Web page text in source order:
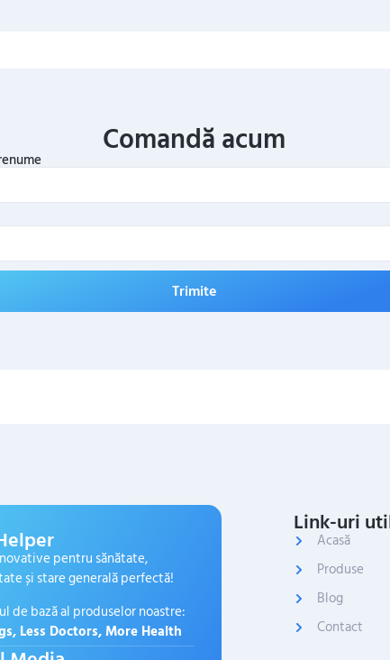
Comandă acum
Trimite
pentru sănătate,
și stare generală perfectă!
de bază al produselor noastre:
Less Doctors, More Health
Link-uri
Acasă
Produse
Blog
Contact